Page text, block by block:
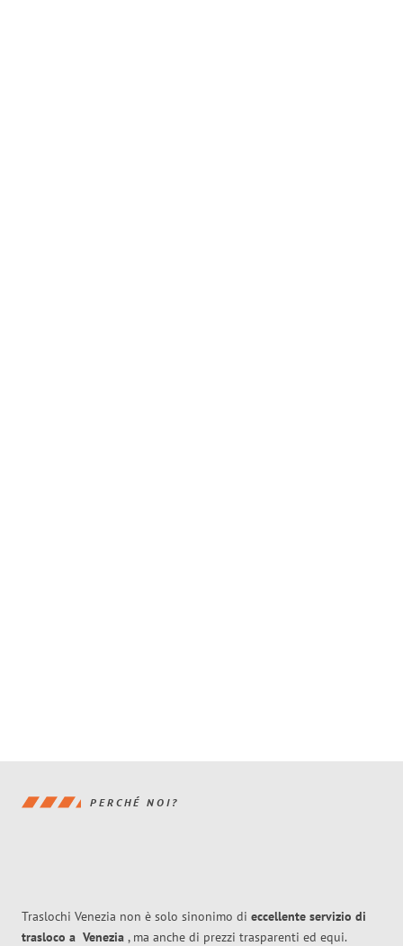
PERCHÉ NOI?
Traslochi Venezia non è solo sinonimo di eccellente servizio di
trasloco a Venezia , ma anche di prezzi trasparenti ed equi.